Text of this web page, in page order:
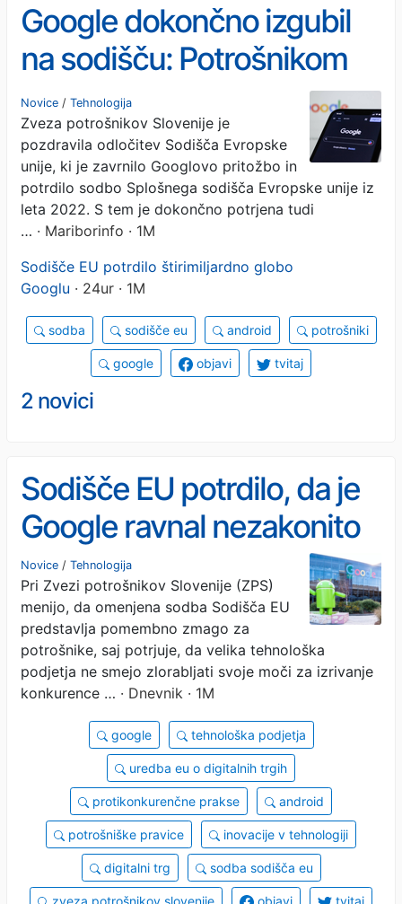
Google dokončno izgubil
na sodišču: Potrošnikom
nezakonito omejeval izbiro,
čaka ga štirimilijardna
globa
Novice / Tehnologija
Zveza potrošnikov Slovenije je
pozdravila odločitev Sodišča Evropske
unije, ki je zavrnilo Googlovo pritožbo in
potrdilo sodbo Splošnega sodišča Evropske unije iz
leta 2022. S tem je dokončno potrjena tudi
… · Mariborinfo · 1M
Sodišče EU potrdilo štirimiljardno globo
Googlu · 24ur · 1M
sodba sodišče eu android potrošniki
google objavi tvitaj
2 novici
Sodišče EU potrdilo, da je
Google ravnal nezakonito
Novice / Tehnologija
Pri Zvezi potrošnikov Slovenije (ZPS)
menijo, da omenjena sodba Sodišča EU
predstavlja pomembno zmago za
potrošnike, saj potrjuje, da velika tehnološka
podjetja ne smejo zlorabljati svoje moči za izrivanje
konkurence … · Dnevnik · 1M
google tehnološka podjetja
uredba eu o digitalnih trgih
protikonkurenčne prakse android
potrošniške pravice inovacije v tehnologiji
digitalni trg sodba sodišča eu
zveza potrošnikov slovenije objavi tvitaj